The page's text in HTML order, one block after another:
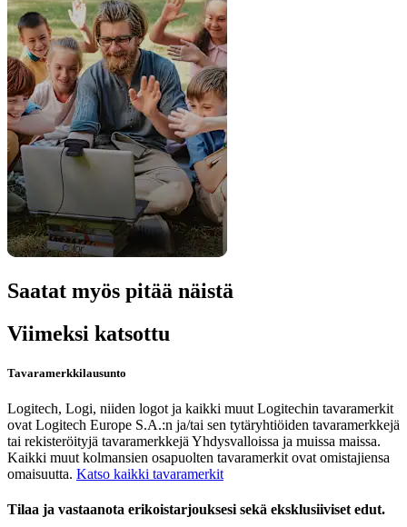
Saatat myös pitää näistä
Viimeksi katsottu
Tavaramerkkilausunto
Logitech, Logi, niiden logot ja kaikki muut Logitechin tavaramerkit
ovat Logitech Europe S.A.:n ja/tai sen tytäryhtiöiden tavaramerkkejä
tai rekisteröityjä tavaramerkkejä Yhdysvalloissa ja muissa maissa.
Kaikki muut kolmansien osapuolten tavaramerkit ovat omistajiensa
omaisuutta. Katso kaikki tavaramerkit
Tilaa ja vastaanota erikoistarjouksesi sekä eksklusiiviset edut.